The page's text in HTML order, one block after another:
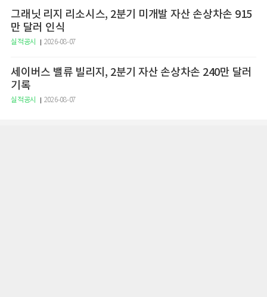
그래닛 리지 리소시스, 2분기 미개발 자산 손상차손 915
만 달러 인식
실적공시 2026-08-07
세이버스 밸류 빌리지, 2분기 자산 손상차손 240만 달러
기록
실적공시 2026-08-07